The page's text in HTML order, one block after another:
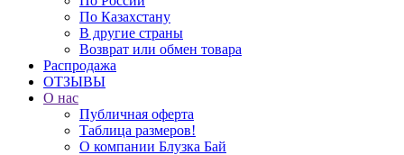
По Казахстану
В другие страны
Возврат или обмен товара
Распродажа
ОТЗЫВЫ
О нас
Публичная оферта
Таблица размеров!
О компании Блузка Бай